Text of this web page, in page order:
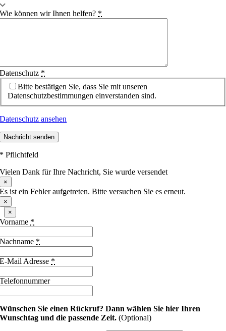
Wie können wir Ihnen helfen? *
Datenschutz *
Bitte bestätigen Sie, dass Sie mit unseren
Datenschutzbestimmungen einverstanden sind.
Datenschutz ansehen
Nachricht senden
* Pflichtfeld
Vielen Dank für Ihre Nachricht, Sie wurde versendet
×
Es ist ein Fehler aufgetreten. Bitte versuchen Sie es erneut.
×
×
Vorname *
Nachname *
E-Mail Adresse *
Telefonnummer
Wünschen Sie einen Rückruf? Dann wählen Sie hier Ihren
Wunschtag und die passende Zeit.(Optional)